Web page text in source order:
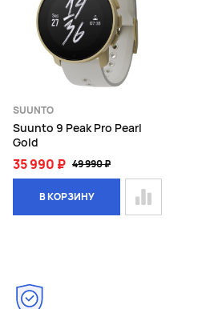
SUUNTO
Suunto 9 Peak Pro Pearl
Gold
35 990 ₽ 49 990 ₽
В КОРЗИНУ